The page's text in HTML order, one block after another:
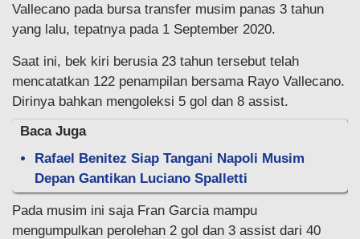
Vallecano pada bursa transfer musim panas 3 tahun
yang lalu, tepatnya pada 1 September 2020.
Saat ini, bek kiri berusia 23 tahun tersebut telah
mencatatkan 122 penampilan bersama Rayo Vallecano.
Dirinya bahkan mengoleksi 5 gol dan 8 assist.
Baca Juga
Rafael Benitez Siap Tangani Napoli Musim
Depan Gantikan Luciano Spalletti
Pada musim ini saja Fran Garcia mampu
mengumpulkan perolehan 2 gol dan 3 assist dari 40